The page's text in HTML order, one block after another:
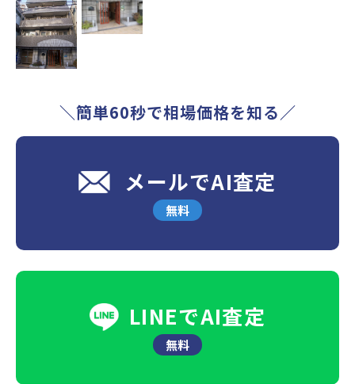
＼簡単60秒で相場価格を知る／
メールでAI査定
無料
LINEでAI査定
無料